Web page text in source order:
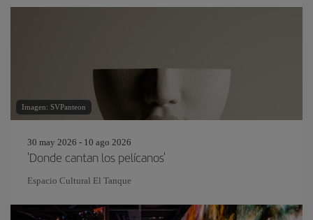
Imagen: SVPanteon
30 may 2026 - 10 ago 2026
'Donde cantan los pelícanos'
Espacio Cultural El Tanque